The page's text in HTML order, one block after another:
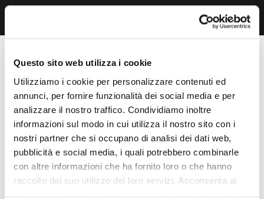
Questo sito web utilizza i cookie
Utilizziamo i cookie per personalizzare contenuti ed
annunci, per fornire funzionalità dei social media e per
analizzare il nostro traffico. Condividiamo inoltre
informazioni sul modo in cui utilizza il nostro sito con i
nostri partner che si occupano di analisi dei dati web,
pubblicità e social media, i quali potrebbero combinarle
con altre informazioni che ha fornito loro o che hanno
raccolto dal suo utilizzo dei loro servizi. Acconsenta ai